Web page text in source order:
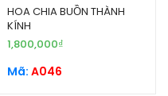
HOA CHIA BUỒN THÀNH
KÍNH
1,800,000₫
Mã: A046